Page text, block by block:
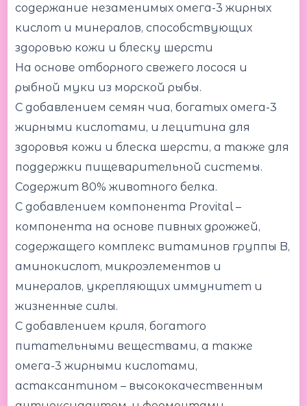
содержание незаменимых омега-3 жирных
кислот и минералов, способствующих
здоровью кожи и блеску шерсти
На основе отборного свежего лосося и
рыбной муки из морской рыбы.
С добавлением семян чиа, богатых омега-3
жирными кислотами, и лецитина для
здоровья кожи и блеска шерсти, а также для
поддержки пищеварительной системы.
Содержит 80% животного белка.
С добавлением компонента Provital –
компонента на основе пивных дрожжей,
содержащего комплекс витаминов группы B,
аминокислот, микроэлементов и
минералов, укрепляющих иммунитет и
жизненные силы.
С добавлением криля, богатого
питательными веществами, а также
омега-3 жирными кислотами,
астаксантином – высококачественным